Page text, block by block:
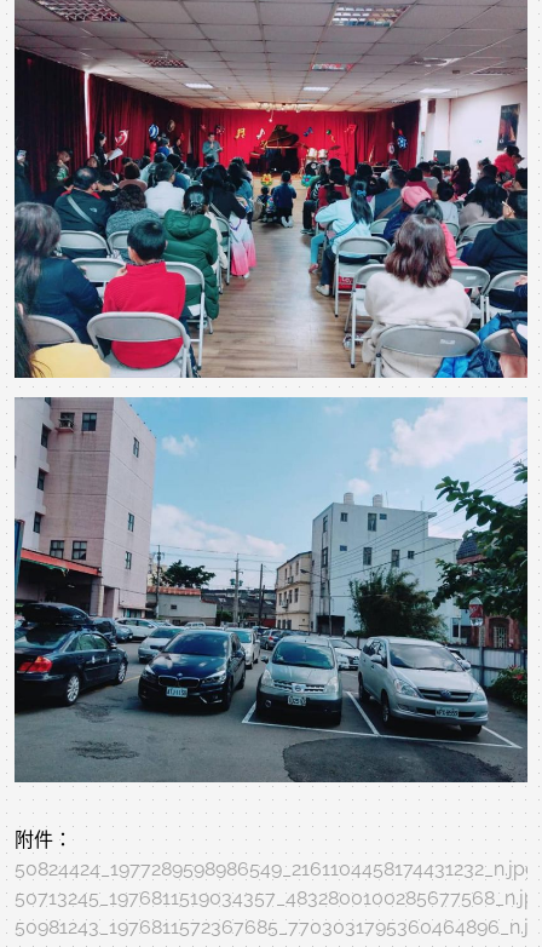
附件：
50824424_1977289598986549_2161104458174431232_n.jpg